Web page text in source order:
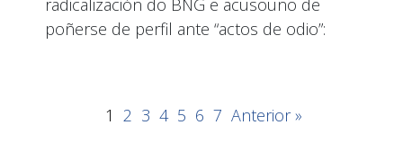
radicalización do BNG e acusouno de
poñerse de perfil ante “actos de odio”:
1 2 3 4 5 6 7 Anterior »